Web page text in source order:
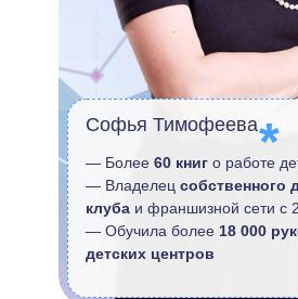
*
Софья Тимофеева
— Более 60 книг о работе
— Владелец собственного
клуба и франшизной сети с
— Обучила более 18 000
детских центров